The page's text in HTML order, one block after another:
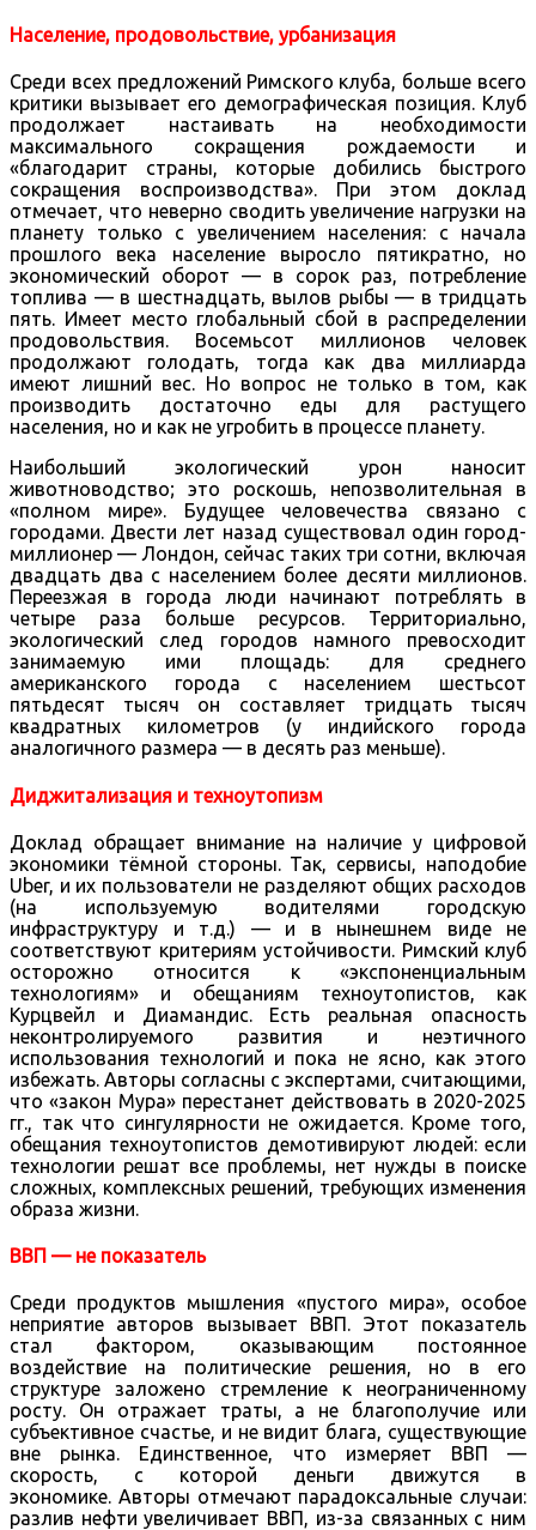
Население, продовольствие, урбанизация
Среди всех предложений Римского клуба, больше всего
критики вызывает его демографическая позиция. Клуб
продолжает настаивать на необходимости
максимального сокращения рождаемости и
«благодарит страны, которые добились быстрого
сокращения воспроизводства». При этом доклад
отмечает, что неверно сводить увеличение нагрузки на
планету только с увеличением населения: с начала
прошлого века население выросло пятикратно, но
экономический оборот — в сорок раз, потребление
топлива — в шестнадцать, вылов рыбы — в тридцать
пять. Имеет место глобальный сбой в распределении
продовольствия. Восемьсот миллионов человек
продолжают голодать, тогда как два миллиарда
имеют лишний вес. Но вопрос не только в том, как
производить достаточно еды для растущего
населения, но и как не угробить в процессе планету.
Наибольший экологический урон наносит
животноводство; это роскошь, непозволительная в
«полном мире». Будущее человечества связано с
городами. Двести лет назад существовал один город-
миллионер — Лондон, сейчас таких три сотни, включая
двадцать два с населением более десяти миллионов.
Переезжая в города люди начинают потреблять в
четыре раза больше ресурсов. Территориально,
экологический след городов намного превосходит
занимаемую ими площадь: для среднего
американского города с населением шестьсот
пятьдесят тысяч он составляет тридцать тысяч
квадратных километров (у индийского города
аналогичного размера — в десять раз меньше).
Диджитализация и техноутопизм
Доклад обращает внимание на наличие у цифровой
экономики тёмной стороны. Так, сервисы, наподобие
Uber, и их пользователи не разделяют общих расходов
(на используемую водителями городскую
инфраструктуру и т.д.) — и в нынешнем виде не
соответствуют критериям устойчивости. Римский клуб
осторожно относится к «экспоненциальным
технологиям» и обещаниям техноутопистов, как
Курцвейл и Диамандис. Есть реальная опасность
неконтролируемого развития и неэтичного
использования технологий и пока не ясно, как этого
избежать. Авторы согласны с экспертами, считающими,
что «закон Мура» перестанет действовать в 2020-2025
гг., так что сингулярности не ожидается. Кроме того,
обещания техноутопистов демотивируют людей: если
технологии решат все проблемы, нет нужды в поиске
сложных, комплексных решений, требующих изменения
образа жизни.
ВВП — не показатель
Среди продуктов мышления «пустого мира», особое
неприятие авторов вызывает ВВП. Этот показатель
стал фактором, оказывающим постоянное
воздействие на политические решения, но в его
структуре заложено стремление к неограниченному
росту. Он отражает траты, а не благополучие или
субъективное счастье, и не видит блага, существующие
вне рынка. Единственное, что измеряет ВВП —
скорость, с которой деньги движутся в
экономике. Авторы отмечают парадоксальные случаи:
разлив нефти увеличивает ВВП, из-за связанных с ним